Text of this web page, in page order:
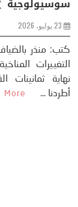
سوسيولوجية
23 يوليو، 2026
كتب: منذر
التغييرات
نهاية ثمانينات
أطردنا ...
More